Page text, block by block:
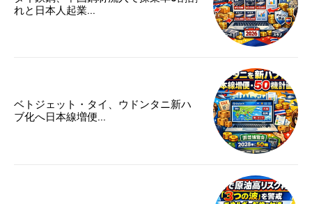
れと日本人起業...
ベトジェット・タイ、ウドンタニ新ハ
ブ化へ日本線増便...